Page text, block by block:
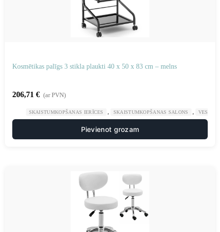
Kosmētikas palīgs 3 stikla plaukti 40 x 50 x 83 cm – melns
206,71 € (ar PVN)
SKAISTUMKOPŠANAS IERĪCES SKAISTUMKOPŠANAS SALONS
Pievienot grozam